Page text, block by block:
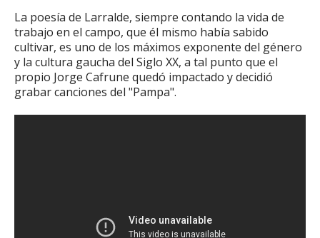
La poesía de Larralde, siempre contando la vida de
trabajo en el campo, que él mismo había sabido
cultivar, es uno de los máximos exponente del género
y la cultura gaucha del Siglo XX, a tal punto que el
propio Jorge Cafrune quedó impactado y decidió
grabar canciones del "Pampa".